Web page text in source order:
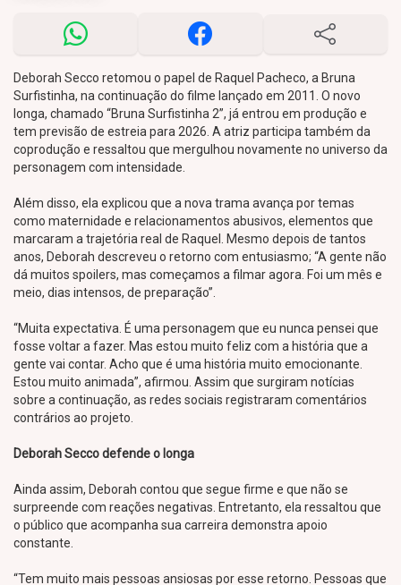
Deborah Secco retomou o papel de Raquel Pacheco, a Bruna
Surfistinha, na continuação do filme lançado em 2011. O novo
longa, chamado “Bruna Surfistinha 2”, já entrou em produção e
tem previsão de estreia para 2026. A atriz participa também da
coprodução e ressaltou que mergulhou novamente no universo da
personagem com intensidade.
Além disso, ela explicou que a nova trama avança por temas
como maternidade e relacionamentos abusivos, elementos que
marcaram a trajetória real de Raquel. Mesmo depois de tantos
anos, Deborah descreveu o retorno com entusiasmo; “A gente não
dá muitos spoilers, mas começamos a filmar agora. Foi um mês e
meio, dias intensos, de preparação”.
“Muita expectativa. É uma personagem que eu nunca pensei que
fosse voltar a fazer. Mas estou muito feliz com a história que a
gente vai contar. Acho que é uma história muito emocionante.
Estou muito animada”, afirmou. Assim que surgiram notícias
sobre a continuação, as redes sociais registraram comentários
contrários ao projeto.
Deborah Secco defende o longa
Ainda assim, Deborah contou que segue firme e que não se
surpreende com reações negativas. Entretanto, ela ressaltou que
o público que acompanha sua carreira demonstra apoio
constante.
“Tem muito mais pessoas ansiosas por esse retorno. Pessoas que